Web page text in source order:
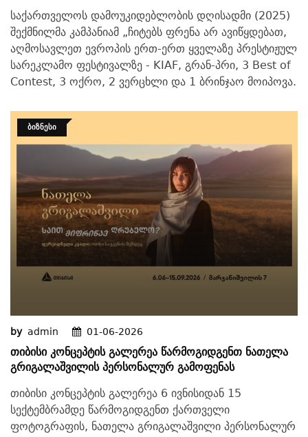
საქართველოს დამოუკიდებლობის დღისადმი (2025)
შექმნილმა კამპანიამ „ჩიტებს ფრენა არ ავიწყდებათ,
აღმოსავლეთ ევროპის ერთ-ერთ ყველაზე პრესტიჟულ
სარეკლამო ფესტივალზე - KIAF, გრან-პრი, 3 Best of
Contest, 3 ოქრო, 2 ვერცხლი და 1 ბრინჯაო მოიპოვა.
ᲑᲘᲖᲜᲔᲡᲘ
by admin 01-06-2026
Თიბისი Კონცეპტის Გალერეა Წარმოგიდგენთ Ნათელა
Გრიგალაშვილის Პერსონალურ Გამოფენას
თიბისი კონცეპტის გალერეა 6 ივნისიდან 15
სექტემბრამდე წარმოგიდგენთ ქართველი
ფოტოგრაფის, ნათელა გრიგალაშვილი პერსონალურ